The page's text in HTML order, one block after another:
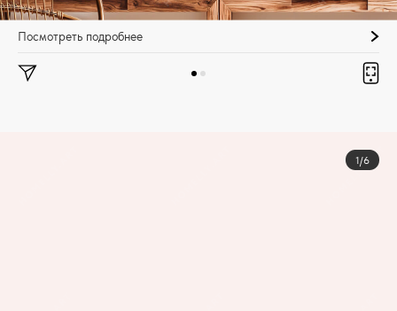
Посмотреть подробнее
1/6